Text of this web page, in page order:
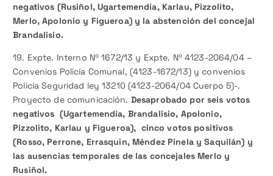
negativos (Rusiñol, Ugartemendía, Karlau, Pizzolito,
Merlo, Apolonio y Figueroa) y la abstención del concejal
Brandalisio.
19. Expte. Interno Nº 1672/13 y Expte. Nº 4123-2064/04 –
Convenios Policía Comunal, (4123-1672/13) y convenios
Policía Seguridad ley 13210 (4123-2064/04 Cuerpo 5)-.
Proyecto de comunicación. Desaprobado por seis votos
negativos (Ugartemendía, Brandalisio, Apolonio,
Pizzolito, Karlau y Figueroa), cinco votos positivos
(Rosso, Perrone, Errasquin, Méndez Pinela y Saquilán) y
las ausencias temporales de las concejales Merlo y
Rusiñol.